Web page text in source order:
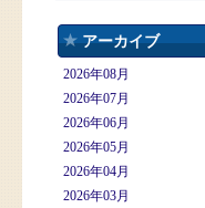
アーカイブ
2026年08月
2026年07月
2026年06月
2026年05月
2026年04月
2026年03月